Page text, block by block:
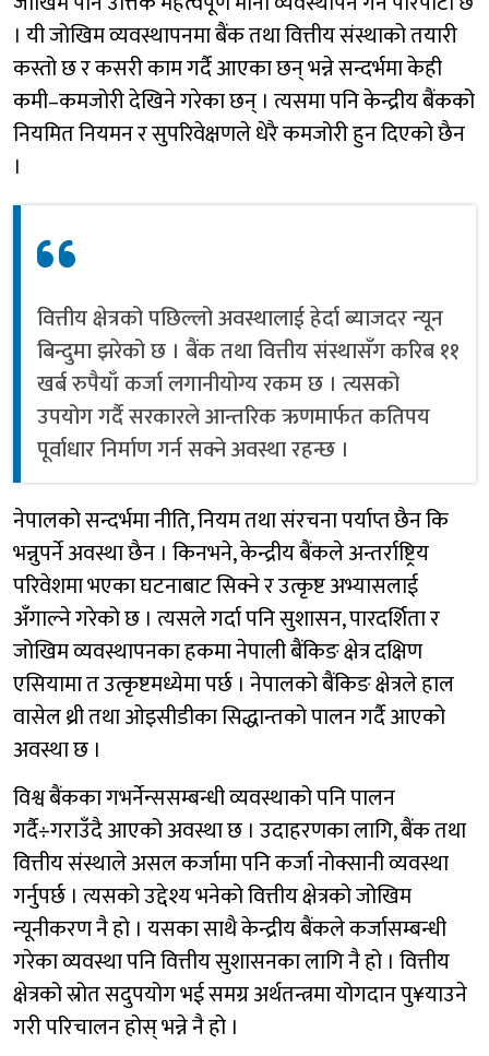
। यी जोखिम व्यवस्थापनमा बैंक तथा वित्तीय संस्थाको तयारी
कस्तो छ र कसरी काम गर्दै आएका छन् भन्ने सन्दर्भमा केही
कमी–कमजोरी देखिने गरेका छन् । त्यसमा पनि केन्द्रीय बैंकको
नियमित नियमन र सुपरिवेक्षणले धेरै कमजोरी हुन दिएको छैन
।
वित्तीय क्षेत्रको पछिल्लो अवस्थालाई हेर्दा ब्याजदर न्यून
बिन्दुमा झरेको छ । बैंक तथा वित्तीय संस्थासँग करिब ११
खर्ब रुपैयाँ कर्जा लगानीयोग्य रकम छ । त्यसको
उपयोग गर्दै सरकारले आन्तरिक ऋणमार्फत कतिपय
पूर्वाधार निर्माण गर्न सक्ने अवस्था रहन्छ ।
नेपालको सन्दर्भमा नीति, नियम तथा संरचना पर्याप्त छैन कि
भन्नुपर्ने अवस्था छैन । किनभने, केन्द्रीय बैंकले अन्तर्राष्ट्रिय
परिवेशमा भएका घटनाबाट सिक्ने र उत्कृष्ट अभ्यासलाई
अँगाल्ने गरेको छ । त्यसले गर्दा पनि सुशासन, पारदर्शिता र
जोखिम व्यवस्थापनका हकमा नेपाली बैंकिङ क्षेत्र दक्षिण
एसियामा त उत्कृष्टमध्येमा पर्छ । नेपालको बैंकिङ क्षेत्रले हाल
वासेल थ्री तथा ओइसीडीका सिद्धान्तको पालन गर्दै आएको
अवस्था छ ।
विश्व बैंकका गभर्नेन्ससम्बन्धी व्यवस्थाको पनि पालन
गर्दै÷गराउँदै आएको अवस्था छ । उदाहरणका लागि, बैंक तथा
वित्तीय संस्थाले असल कर्जामा पनि कर्जा नोक्सानी व्यवस्था
गर्नुपर्छ । त्यसको उद्देश्य भनेको वित्तीय क्षेत्रको जोखिम
न्यूनीकरण नै हो । यसका साथै केन्द्रीय बैंकले कर्जासम्बन्धी
गरेका व्यवस्था पनि वित्तीय सुशासनका लागि नै हो । वित्तीय
क्षेत्रको स्रोत सदुपयोग भई समग्र अर्थतन्त्रमा योगदान पु¥याउने
गरी परिचालन होस् भन्ने नै हो ।